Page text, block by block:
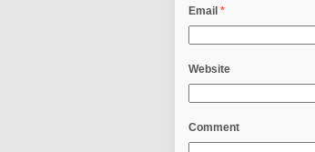
Email *
Website
Comment